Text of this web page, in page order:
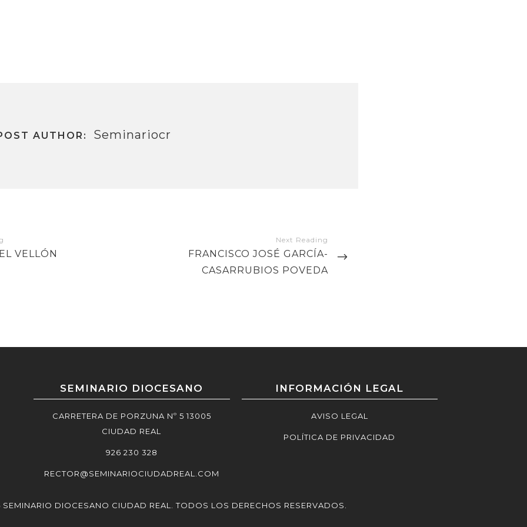
AUTHOR: Seminariocr
VELLÓN
NEXT
POST
FRANCISCO JOSÉ GARCÍA-
CASARRUBIOS POVEDA
SEMINARIO DIOCESANO
CARRETERA DE PORZUNA Nº 5 13005
CIUDAD REAL
926 230 328
RECTOR@SEMINARIOCIUDADREAL.COM
INFORMACIÓN LEGAL
AVISO LEGAL
POLÍTICA DE PRIVACIDAD
DIOCESANO CIUDAD REAL. TODOS LOS DERECHOS RESERVADOS.